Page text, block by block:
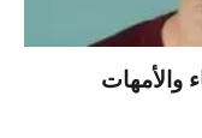
والأمهات